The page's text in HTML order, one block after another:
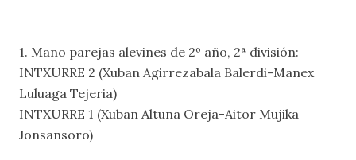
1. Mano parejas alevines de 2º año, 2ª división:
INTXURRE 2 (Xuban Agirrezabala Balerdi-Manex
Luluaga Tejeria)
INTXURRE 1 (Xuban Altuna Oreja-Aitor Mujika
Jonsansoro)